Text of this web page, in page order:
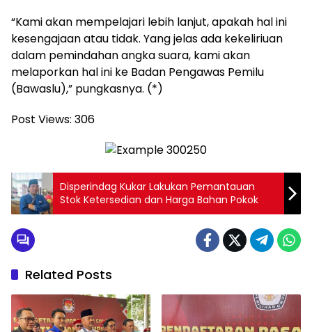
“Kami akan mempelajari lebih lanjut, apakah hal ini
kesengajaan atau tidak. Yang jelas ada kekeliriuan
dalam pemindahan angka suara, kami akan
melaporkan hal ini ke Badan Pengawas Pemilu
(Bawaslu),” pungkasnya. (*)
Post Views: 306
Disperindag Kukar Lakukan Pemantauan
Stok Ketersedian dan Harga Bahan Pokok
Related Posts